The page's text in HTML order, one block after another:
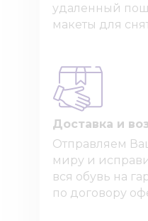
Доставка и
удаленный
макеты для
Отправляем
миру и
вся обувь на
по договору